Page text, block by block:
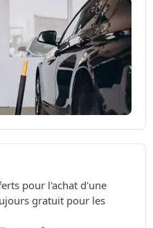
pour l'achat d'une
gratuit pour les